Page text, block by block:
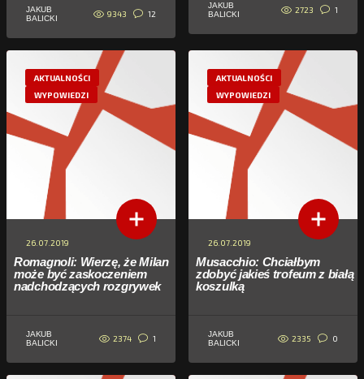
JAKUB
BALICKI
9343 12
JAKUB
BALICKI
2723 1
AKTUALNOŚCI
WYPOWIEDZI
26.07.2019
Romagnoli: Wierzę, że Milan
może być zaskoczeniem
nadchodzących rozgrywek
JAKUB
BALICKI
2374 1
AKTUALNOŚCI
WYPOWIEDZI
26.07.2019
Musacchio: Chciałbym
zdobyć jakieś trofeum z białą
koszulką
JAKUB
BALICKI
2335 0